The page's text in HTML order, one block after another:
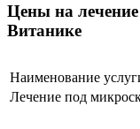
Цены на
Витанике
Наименование
Лечение под